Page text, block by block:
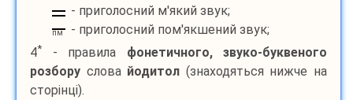
- приголосний м'який звук;
пм
- приголосний пом'якшений звук;
4* - правила фонетичного, звуко-буквеного
розбору слова йодитол (знаходяться нижче на
сторінці).